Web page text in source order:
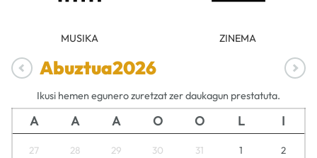
MUSIKA ZINEMA
Abuztua2026
Ikusi hemen egunero zuretzat zer daukagun prestatuta.
A A A O O L I
27 28 29 30 31 1 2